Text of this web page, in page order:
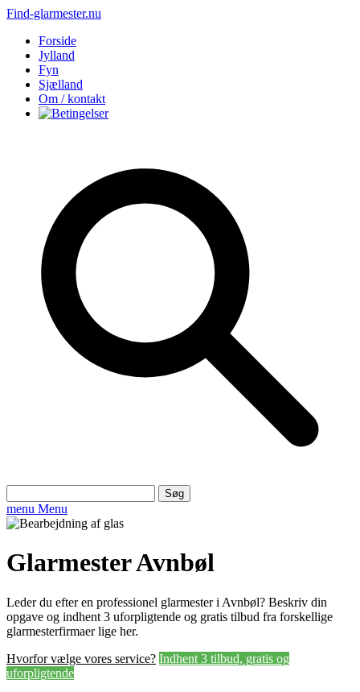
Find-glarmester.nu
Forside
Jylland
Fyn
Sjælland
Om / kontakt
efter:
menu Menu
Glarmester Avnbøl
Leder du efter en professionel glarmester i Avnbøl? Beskriv din
opgave og indhent 3 uforpligtende og gratis tilbud fra forskellige
glarmesterfirmaer lige her.
Hvorfor vælge vores service? Indhent 3 tilbud, gratis og
uforpligtende